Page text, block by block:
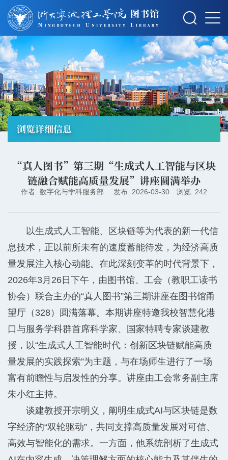
摄影：秋草
浏览详细信息
“真人图书”第三期“生成式人工智能与区块
链融合赋能高质量发展”讲座圆满举办
作者: 数字化与学科服务部 发布: 2026-03-30 浏览: 242
以生成式人工智能、区块链等为代表的新一代信
息技术，正以前所未有的速度蓄能待发，为经济高质
量发展注入核心动能。在此深刻变革的时代背景下，
2026年3月26日下午，由图书馆、工会（教职工读书
协会）联合主办的“真人图书”第三期讲座在图书馆甬
望厅（328）圆满落幕。本期讲座特邀我校智慧化港
口与服务学科群首席科学家、国家特聘专家谈建教
授，以“生成式人工智能时代：创新区块链赋能高质
量发展的实践探索”为主题，与在场师生进行了一场
富有前瞻性与启发性的分享。讲座由工会常务副主席
朱小红主持。
谈建教授开宗明义，阐明生成式AI与区块链是数
字经济的“双轮驱动”，共同支撑高质量发展对可信、
高效与智能化的需求。一方面，他系统剖析了生成式